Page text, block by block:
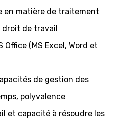
en matière de traitement
droit de travail
Office (MS Excel, Word et
de gestion des
polyvalence
et capacité à résoudre les